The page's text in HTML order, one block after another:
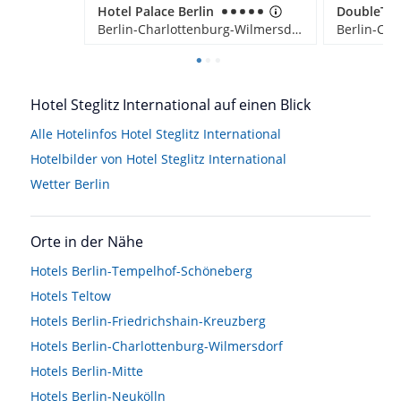
Hotel Palace Berlin
Berlin-Charlottenburg-Wilmersdorf, Deutschland
Hotel Steglitz International auf einen Blick
Alle Hotelinfos Hotel Steglitz International
Hotelbilder von Hotel Steglitz International
Wetter Berlin
Orte in der Nähe
Hotels Berlin-Tempelhof-Schöneberg
Hotels Teltow
Hotels Berlin-Friedrichshain-Kreuzberg
Hotels Berlin-Charlottenburg-Wilmersdorf
Hotels Berlin-Mitte
Hotels Berlin-Neukölln